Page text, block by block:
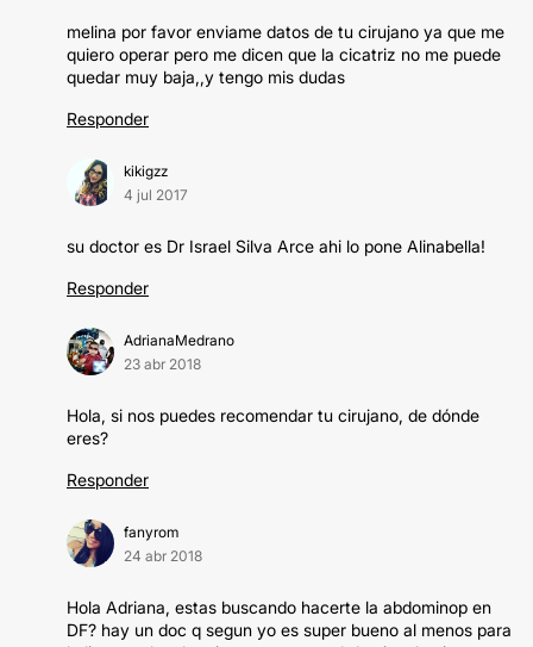
melina por favor enviame datos de tu cirujano ya que me
quiero operar pero me dicen que la cicatriz no me puede
quedar muy baja,,y tengo mis dudas
Responder
kikigzz
4 jul 2017
su doctor es Dr Israel Silva Arce ahi lo pone Alinabella!
Responder
AdrianaMedrano
23 abr 2018
Hola, si nos puedes recomendar tu cirujano, de dónde
eres?
Responder
fanyrom
24 abr 2018
Hola Adriana, estas buscando hacerte la abdominop en
DF? hay un doc q segun yo es super bueno al menos para